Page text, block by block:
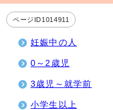
ページID1014911
妊娠中の人
0～2歳児
3歳児～就学前
小学生以上